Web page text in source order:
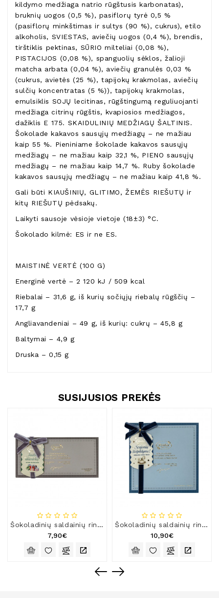
kildymo medžiaga natrio rūgštusis karbonatas),
bruknių uogos (0,5 %), pasiflorų tyrė 0,5 %
(pasiflorų minkštimas ir sultys (90 %), cukrus), etilo
alkoholis, SVIESTAS, aviečių uogos (0,4 %), brendis,
tirštiklis pektinas, SŪRIO milteliai (0,08 %),
PISTACIJOS (0,08 %), spanguolių sėklos, žalioji
matcha arbata (0,04 %), aviečių granulės 0,03 %
(cukrus, avietės (25 %), tapijokų krakmolas, aviečių
sulčių koncentratas (5 %)), tapijokų krakmolas,
emulsiklis SOJŲ lecitinas, rūgštingumą reguliuojanti
medžiaga citrinų rūgštis, kvapiosios medžiagos,
dažiklis E 175. SKAIDULINIŲ MEDŽIAGŲ ŠALTINIS.
Šokolade kakavos sausųjų medžiagų – ne mažiau
kaip 55 %. Pieniniame šokolade kakavos sausųjų
medžiagų – ne mažiau kaip 32,1 %, PIENO sausųjų
medžiagų – ne mažiau kaip 14,7 %. Ruby šokolade
kakavos sausųjų medžiagų – ne mažiau kaip 41,8 %.
Gali būti KIAUŠINIŲ, GLITIMO, ŽEMĖS RIEŠUTŲ ir
kitų RIEŠUTŲ pėdsakų.
Laikyti sausoje vėsioje vietoje (18±3) °C.
Šokolado kilmė: ES ir ne ES.
MAISTINĖ VERTĖ (100 G)
Energinė vertė – 2 120 kJ / 509 kcal
Riebalai – 31,6 g, iš kurių sočiųjų riebalų rūgščių –
17,7 g
Angliavandeniai – 49 g, iš kurių: cukrų – 45,8 g
Baltymai – 4,9 g
Druska – 0,15 g
SUSIJUSIOS PREKĖS
Šokoladinių saldainių rinkinys „Skonių legendos nuo 1913“, 100 g
7,90€
Šokoladinių saldainių rinkinys „Skonių legendos nuo 1913“, 145 g
10,90€